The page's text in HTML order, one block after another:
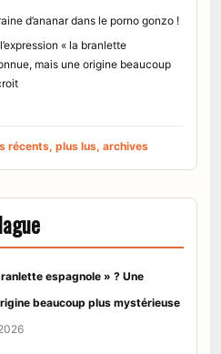
d’ananar dans le porno gonzo !
« la branlette
mais une origine beaucoup
récents, plus lus, archives
espagnole » ? Une
beaucoup plus mystérieuse